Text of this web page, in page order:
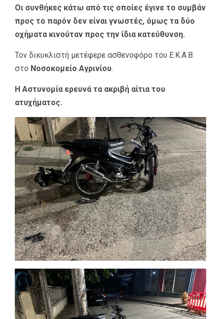
Οι συνθήκες κάτω από τις οποίες έγινε το συμβάν
προς το παρόν δεν είναι γνωστές, όμως τα δύο
οχήματα κινούταν προς την ίδια κατεύθυνση.
Τον δικυκλιστή μετέφερε ασθενοφόρο του Ε.Κ.Α.Β.
στο Νοσοκομείο Αγρινίου.
Η Αστυνομία ερευνά τα ακριβή αίτια του
ατυχήματος.